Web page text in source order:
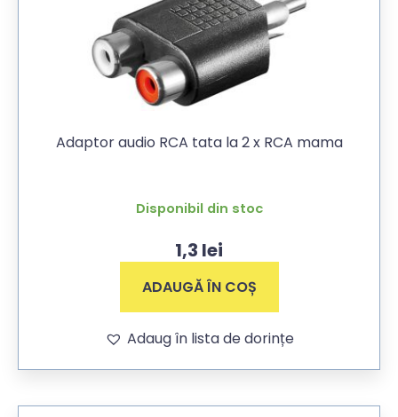
Adaptor audio RCA tata la 2 x RCA mama
Disponibil din stoc
1,3 lei
ADAUGĂ ÎN COȘ
Adaug în lista de dorințe